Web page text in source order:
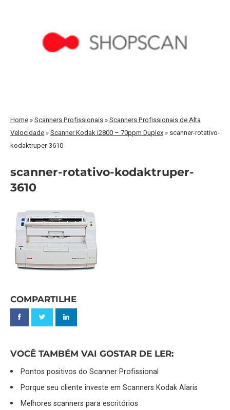
Home »Scanners Profissionais »Scanners Profissionais de Alta
Velocidade »Scanner Kodak i2800 – 70ppm Duplex » scanner-rotativo-
kodaktruper-3610
scanner-rotativo-kodaktruper-
3610
COMPARTILHE
VOCÊ TAMBÉM VAI GOSTAR DE LER:
Pontos positivos do Scanner Profissional
Porque seu cliente investe em Scanners Kodak Alaris
Melhores scanners para escritórios